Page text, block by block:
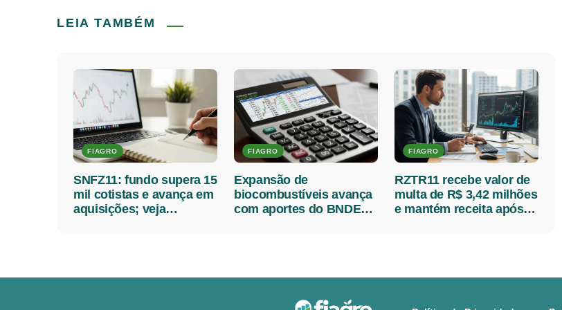
LEIA TAMBÉM
FIAGRO
SNFZ11: fundo supera 15
mil cotistas e avança em
aquisições; veja
FIAGRO
Expansão de
biocombustíveis avança
com aportes do BNDES
FIAGRO
RZTR11 recebe valor de
multa de R$ 3,42 milhões
e mantém receita após